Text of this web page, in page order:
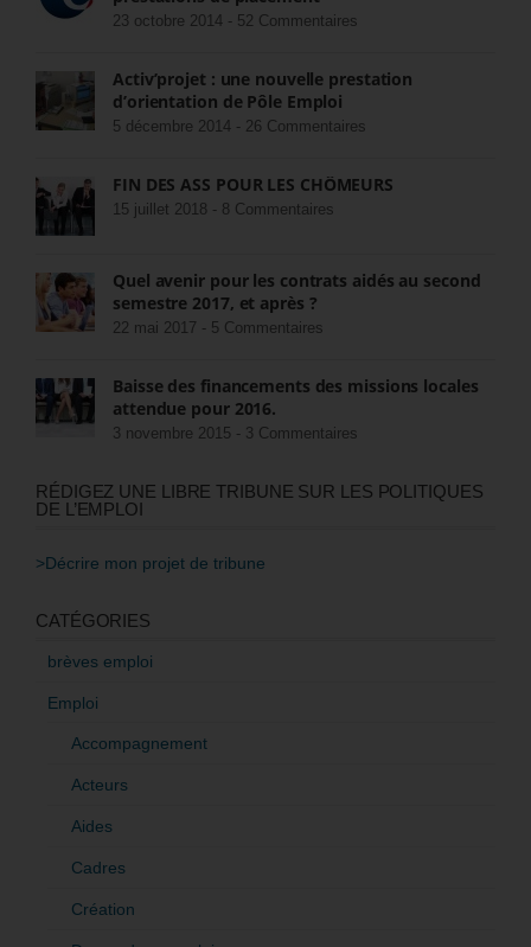
23 octobre 2014 - 52 Commentaires
Activ’projet : une nouvelle prestation
d’orientation de Pôle Emploi
5 décembre 2014 - 26 Commentaires
FIN DES ASS POUR LES CHÔMEURS
15 juillet 2018 - 8 Commentaires
Quel avenir pour les contrats aidés au second
semestre 2017, et après ?
22 mai 2017 - 5 Commentaires
Baisse des financements des missions locales
attendue pour 2016.
3 novembre 2015 - 3 Commentaires
RÉDIGEZ UNE LIBRE TRIBUNE SUR LES POLITIQUES
DE L’EMPLOI
>Décrire mon projet de tribune
CATÉGORIES
brèves emploi
Emploi
Accompagnement
Acteurs
Aides
Cadres
Création